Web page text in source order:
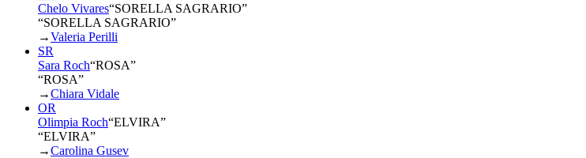
Chelo Vivares“SORELLA SAGRARIO”
“SORELLA SAGRARIO”
→Valeria Perilli
SR
Sara Roch“ROSA”
“ROSA”
→Chiara Vidale
OR
Olimpia Roch“ELVIRA”
“ELVIRA”
→Carolina Gusev